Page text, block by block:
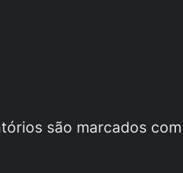
são marcados